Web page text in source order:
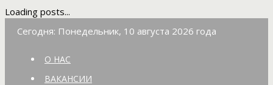
Loading posts...
Сегодня: Понедельник, 10 августа 2026 года
О НАС
ВАКАНСИИ